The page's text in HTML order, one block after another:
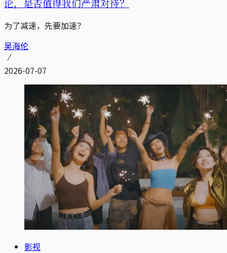
论，是否值得我们严肃对待？
为了减速，先要加速？
吴海伦
2026-07-07
影视